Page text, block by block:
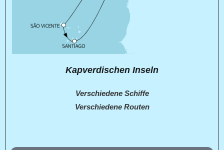
Kapverdischen Inseln
Verschiedene Schiffe
Verschiedene Routen